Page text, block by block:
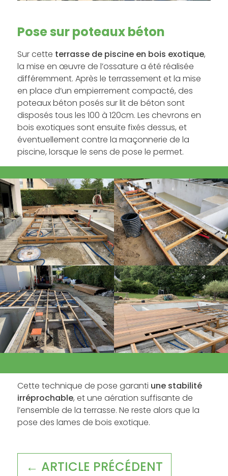
Pose sur poteaux béton
Sur cette terrasse de piscine en bois exotique,
la mise en œuvre de l’ossature a été réalisée
différemment. Après le terrassement et la mise
en place d’un empierrement compacté, des
poteaux béton posés sur lit de béton sont
disposés tous les 100 à 120cm. Les chevrons en
bois exotiques sont ensuite fixés dessus, et
éventuellement contre la maçonnerie de la
piscine, lorsque le sens de pose le permet.
Cette technique de pose garanti une stabilité
irréprochable, et une aération suffisante de
l’ensemble de la terrasse. Ne reste alors que la
pose des lames de bois exotique.
← ARTICLE PRÉCÉDENT